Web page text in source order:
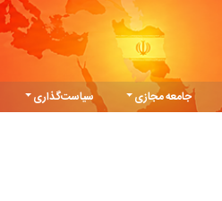
جامعه مجازی سیاست‌گذاری